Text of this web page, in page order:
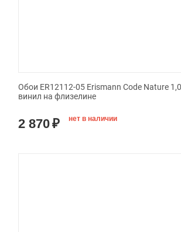
Обои ER12112-05 Erismann Code Nature
винил на флизелине
2 870₽ нет в наличии